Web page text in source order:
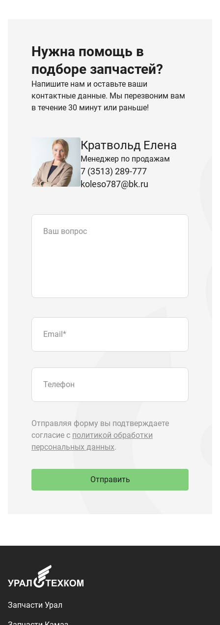
Нужна помощь в
подборе запчастей?
Напишите нам и оставьте ваши
контактные данные. Мы перезвоним вам
в течение 30 минут или раньше!
Кратвольд Елена
Менеджер по продажам
7 (3513) 289-777
koleso787@bk.ru
Ваш вопрос
Запчасти Урал
Запчасти Камаз
Спецпредложения
Доставка и оплата
utkm@mail.ru